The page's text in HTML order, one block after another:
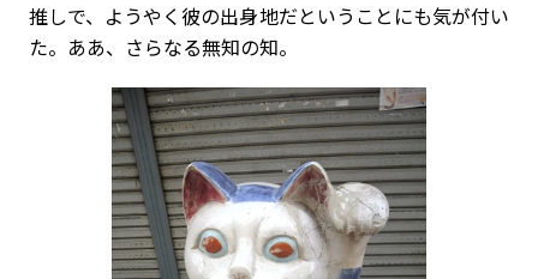
推しで、ようやく彼の出身地だということにも気が付い
た。ああ、さらなる無知の知。